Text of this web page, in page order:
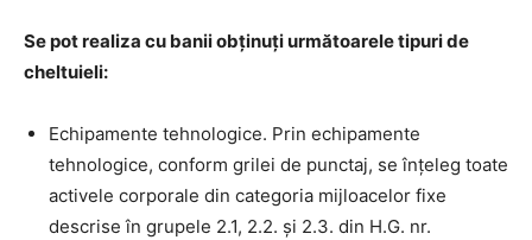
Se pot realiza cu banii obținuți următoarele tipuri de
cheltuieli:
Echipamente tehnologice. Prin echipamente
tehnologice, conform grilei de punctaj, se înțeleg toate
activele corporale din categoria mijloacelor fixe
descrise în grupele 2.1, 2.2. și 2.3. din H.G. nr.